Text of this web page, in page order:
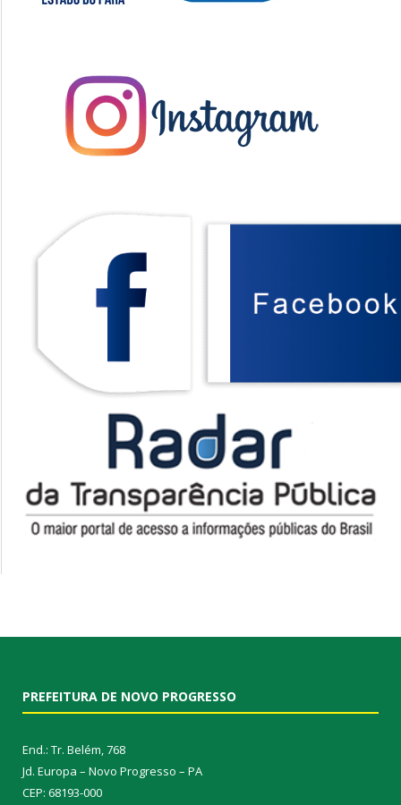
PREFEITURA DE NOVO PROGRESSO
End.: Tr. Belém, 768
Jd. Europa – Novo Progresso – PA
CEP: 68193-000